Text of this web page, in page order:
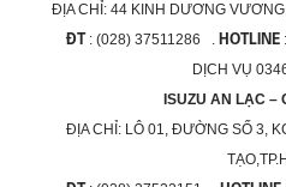
ĐỊA CHỈ: 44 KINH DƯƠNG
ĐT: (028) 37511286 . HOTLINE
DỊCH VỤ
ISUZU AN LẠC –
ĐỊA CHỈ: LÔ 01, ĐƯỜNG SỐ 3,